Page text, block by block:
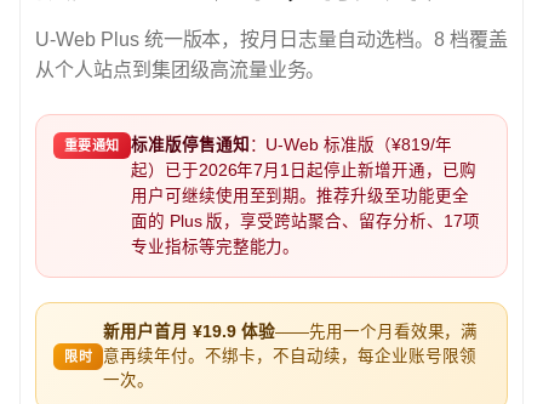
U-Web Plus 统一版本，按月日志量自动选档。8 档覆盖
从个人站点到集团级高流量业务。
重要通知 标准版停售通知 ：U-Web 标准版（¥819/年
起）已于2026年7月1日起停止新增开通，已购
用户可继续使用至到期。推荐升级至功能更全
面的 Plus 版，享受跨站聚合、留存分析、17项
专业指标等完整能力。
限时
新用户首月 ¥19.9 体验——先用一个月看效果，满
意再续年付。不绑卡，不自动续，每企业账号限领
一次。